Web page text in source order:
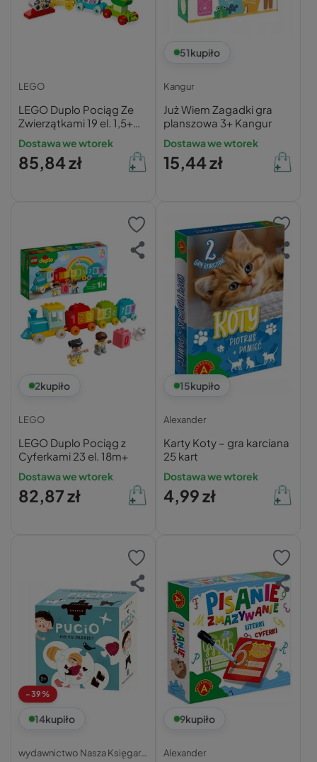
LEGO
LEGO Duplo Pociąg Ze
Zwierzątkami 19 el. 1,5+
10412
Dostawa we wtorek
85,84 zł
51kupiło
Kangur
Już Wiem Zagadki gra
planszowa 3+ Kangur
Dostawa we wtorek
15,44 zł
2kupiło
LEGO
LEGO Duplo Pociąg z
Cyferkami 23 el. 18m+
Dostawa we wtorek
82,87 zł
15kupiło
Alexander
Karty Koty – gra karciana
25 kart
Dostawa we wtorek
4,99 zł
-39%
14kupiło
wydawnictwo Nasza Księgarnia
9kupiło
Alexander